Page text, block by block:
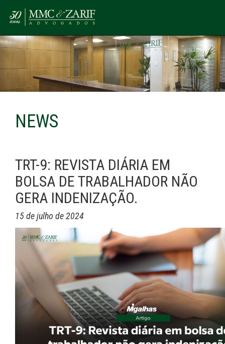
NEWS
TRT-9: REVISTA DIÁRIA EM
BOLSA DE TRABALHADOR NÃO
GERA INDENIZAÇÃO.
15 de julho de 2024